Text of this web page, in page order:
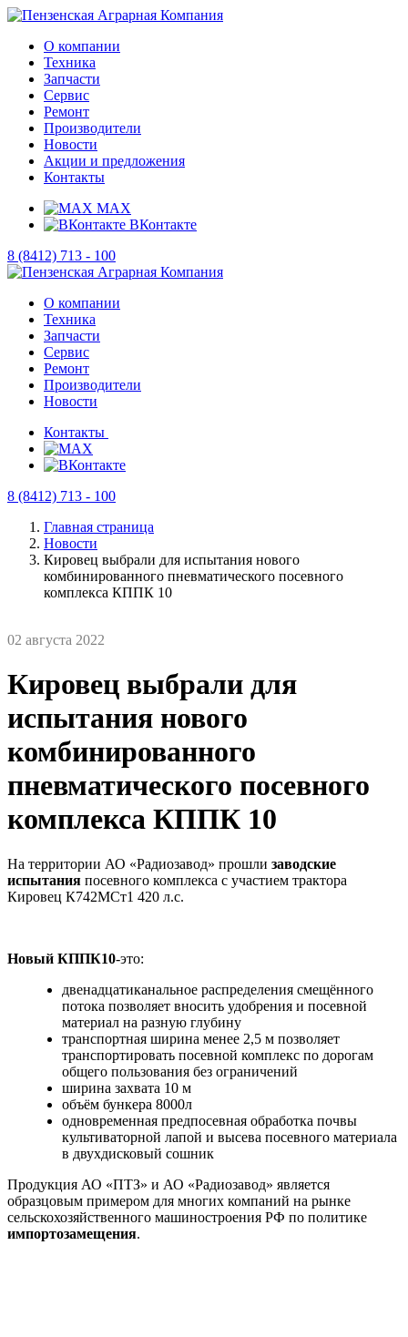
О компании
Техника
Запчасти
Сервис
Ремонт
Производители
Новости
Акции и предложения
Контакты
MAX
ВКонтакте
8 (8412) 713 - 100
О компании
Техника
Запчасти
Сервис
Ремонт
Производители
Новости
Контакты
8 (8412) 713 - 100
Главная страница
Новости
Кировец выбрали для испытания нового
комбинированного пневматического посевного
комплекса КППК 10
02 августа 2022
Кировец выбрали для
испытания нового
комбинированного
пневматического посевного
комплекса КППК 10
На территории АО «Радиозавод» прошли заводские
испытания посевного комплекса с участием трактора
Кировец К742МСт1 420 л.с.
Новый КППК10-это:
двенадцатиканальное распределения смещённого
потока позволяет вносить удобрения и посевной
материал на разную глубину
транспортная ширина менее 2,5 м позволяет
транспортировать посевной комплекс по дорогам
общего пользования без ограничений
ширина захвата 10 м
объём бункера 8000л
одновременная предпосевная обработка почвы
культиваторной лапой и высева посевного материала
в двухдисковый сошник
Продукция АО «ПТЗ» и АО «Радиозавод» является
образцовым примером для многих компаний на рынке
сельскохозяйственного машиностроения РФ по политике
импортозамещения.